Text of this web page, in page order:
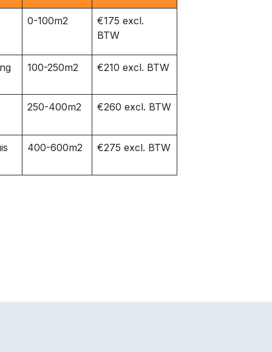
0-100m2
€175 excl.
BTW
100-250m2 €210 excl. BTW
250-400m2 €260 excl. BTW
400-600m2 €275 excl. BTW